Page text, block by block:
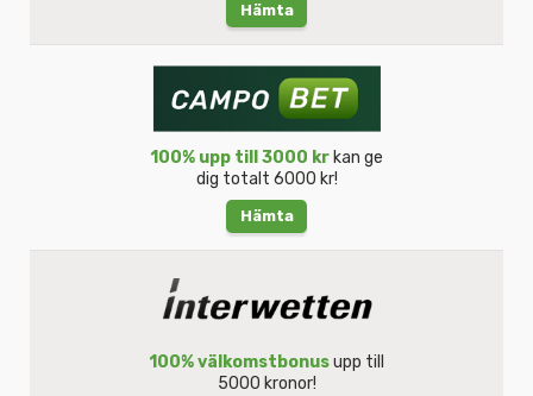
Hämta
100% upp till 3000 kr kan ge
dig totalt 6000 kr!
Hämta
100% välkomstbonusupp till
5000 kronor!